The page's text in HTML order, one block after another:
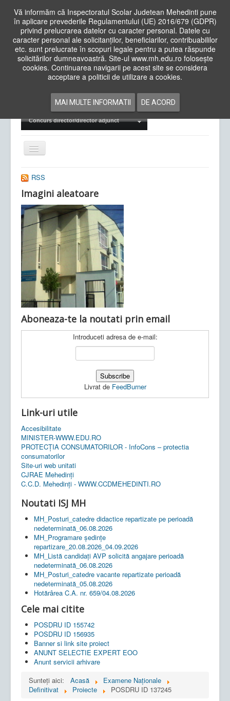
Vă informăm că Inspectoratul Scolar Judetean Mehedinti pune
în aplicare prevederile Regulamentului (UE) 2016/679 (GDPR)
privind prelucrarea datelor cu caracter personal. Datele cu
caracter personal ale solicitanților, beneficiarilor, contribuabililor
etc. sunt prelucrate în scopuri legale pentru a putea răspunde
solicitărilor dumneavoastră. Site-ul www.mh.edu.ro folosește
cookies. Continuarea navigarii pe acest site se considera
acceptare a politicii de utilizare a cookies.
MAI MULTE INFORMATII DE ACORD
Cauta
in
siteAcasa Cadre Didactice
Examene Naționale
Concurs director/director adjunct
Comută
navigarea
Ultimele articole: Vi, 04.11.2022 -
Județean Mehedinți
RSS
Imagini aleatoare
Aboneaza-te la noutati prin email
Introduceti adresa de e-mail:
Livrat de FeedBurner
Link-uri utile
Accesibilitate
MINISTER-WWW.EDU.RO
PROTECȚIA CONSUMATORILOR - InfoCons – protectia
consumatorilor
Site-uri web unitati
CJRAE Mehedinți
C.C.D. Mehedinţi - WWW.CCDMEHEDINTI.RO
Noutati ISJ MH
MH_Posturi_catedre didactice repartizate pe perioadă
nedeterminată_06.08.2026
MH_Programare ședințe
repartizare_20.08.2026_04.09.2026
MH_Listă candidați AVP solicită angajare perioadă
nedeterminată_06.08.2026
MH_Posturi_catedre vacante repartizate perioadă
nedeterminată_05.08.2026
Hotărârea C.A. nr. 659/04.08.2026
Cele mai citite
POSDRU ID 155742
POSDRU ID 156935
Banner si link site proiect
ANUNT SELECTIE EXPERT EOO
Anunt servicii arhivare
Sunteți aici:
Acasă
Examene Naționale
Definitivat
Proiecte POSDRU ID 137245